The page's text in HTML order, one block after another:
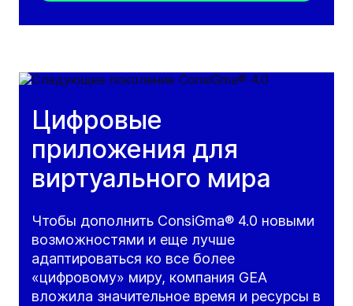
Цифровые
приложения для
виртуального мира
Чтобы дополнить ConsiGma® 4.0 новыми
возможностями и еще лучше
адаптироваться ко все более
«цифровому» миру, компания GEA
вложила значительное время и ресурсы в